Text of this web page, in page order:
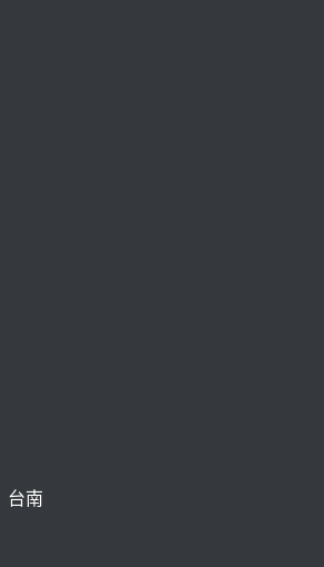
台南